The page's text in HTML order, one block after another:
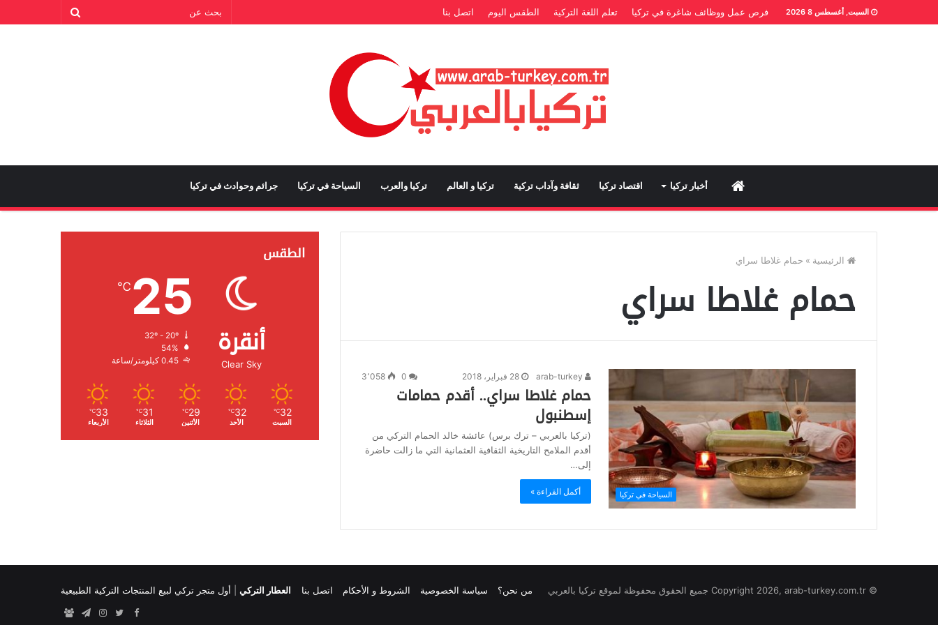
السبت, أغسطس 8 2026 فرص عمل ووظائف شاغرة في تركيا تعلم اللغة التركية الطقس اليوم اتصل بنا
Home أخبار تركيا اقتصاد تركيا ثقافة وآداب تركية تركيا و العالم تركيا والعرب السياحة في تركيا جرائم وحوادث في تركيا
الرئيسية » حمام غلاطا سراي
حمام غلاطا سراي
السياحة في تركيا
28 فبراير، 2018 3٬058
حمام غلاطا سراي.. أقدم حمامات
إسطنبول
(تركيا بالعربي – ترك برس) عائشة خالد الحمام التركي من
أقدم الملامح التاريخية الثقافية العثمانية التي ما زالت حاضرة
إلى…
أكمل القراءة »
الطقس
أنقرة
Clear Sky
25
℃
الرطوبة:
الرياح:
32
℃
السبت
32
℃
الأحد
29
℃
الأثنين
31
℃
الثلاثاء
33
℃
الأربعاء
© Copyright 2026, arab-turkey.com.tr جميع الحقوق محفوظة لموقع تركيا بالعربي العطار التركي أول متجر تركي لبيع المنتجات التركية الطبيعية من نحن؟ سياسة الخصوصية الشروط و الأحكام اتصل بنا